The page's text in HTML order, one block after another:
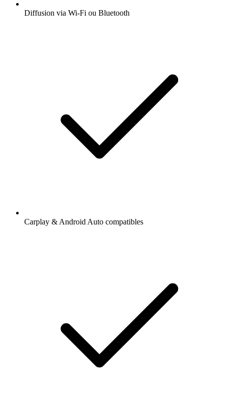
Diffusion via Wi-Fi ou Bluetooth
Carplay & Android Auto compatibles